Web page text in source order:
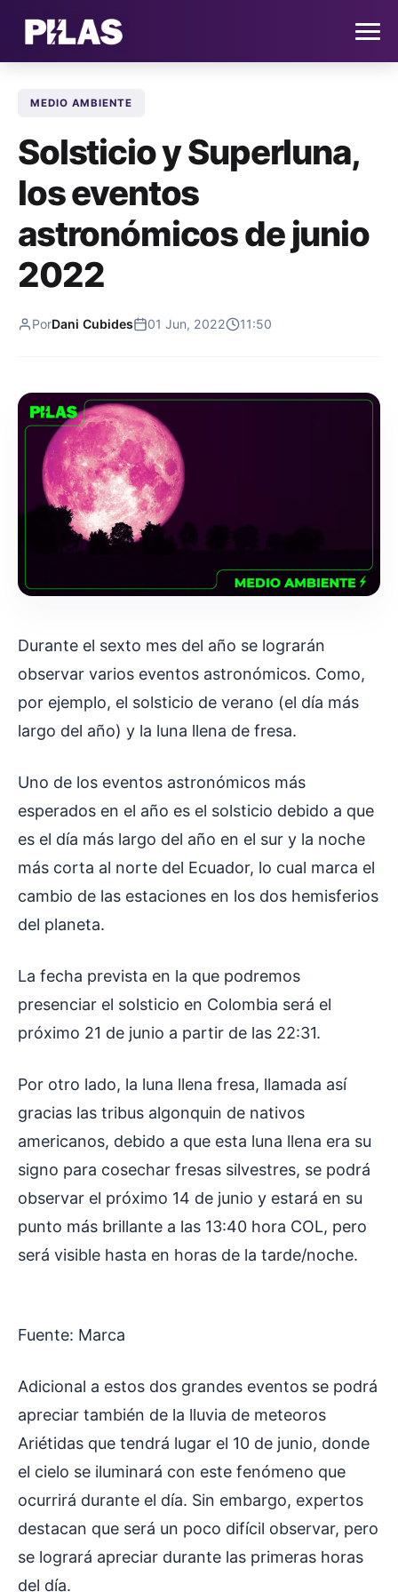
NOTICIAS
QUIÉNES SOMOS
CONTACTO
SUSCRÍBETE
MEDIO AMBIENTE
Solsticio y Superluna,
los eventos
astronómicos de junio
2022
PorDani Cubides 01 Jun, 2022 11:50
Durante el sexto mes del año se lograrán
observar varios eventos astronómicos. Como,
por ejemplo, el solsticio de verano (el día más
largo del año) y la luna llena de fresa.
Uno de los eventos astronómicos más
esperados en el año es el solsticio debido a que
es el día más largo del año en el sur y la noche
más corta al norte del Ecuador, lo cual marca el
cambio de las estaciones en los dos hemisferios
del planeta.
La fecha prevista en la que podremos
presenciar el solsticio en Colombia será el
próximo 21 de junio a partir de las 22:31.
Por otro lado, la luna llena fresa, llamada así
gracias las tribus algonquin de nativos
americanos, debido a que esta luna llena era su
signo para cosechar fresas silvestres, se podrá
observar el próximo 14 de junio y estará en su
punto más brillante a las 13:40 hora COL, pero
será visible hasta en horas de la tarde/noche.
Fuente: Marca
Adicional a estos dos grandes eventos se podrá
apreciar también de la lluvia de meteoros
Ariétidas que tendrá lugar el 10 de junio, donde
el cielo se iluminará con este fenómeno que
ocurrirá durante el día. Sin embargo, expertos
destacan que será un poco difícil observar, pero
se logrará apreciar durante las primeras horas
del día.